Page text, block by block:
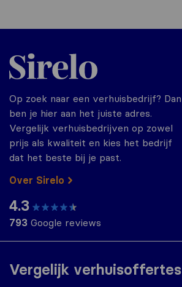
Vergelijk verhuisoffertes
Sirelo.nl
Op zoek naar een verhuisbedrijf? Dan
ben je hier aan het juiste adres.
Vergelijk verhuisbedrijven op zowel
prijs als kwaliteit en kies het bedrijf
dat het beste bij je past.
Over Sirelo
4.3
793 Google reviews